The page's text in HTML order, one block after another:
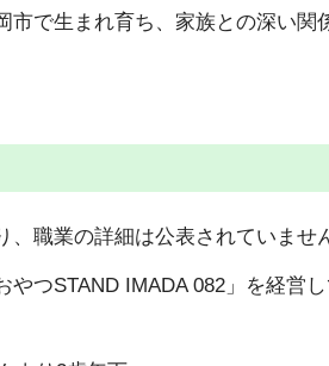
市で生まれ育ち、家族との深い関
職業の詳細は公表されていませ
つSTAND IMADA 082」を経営